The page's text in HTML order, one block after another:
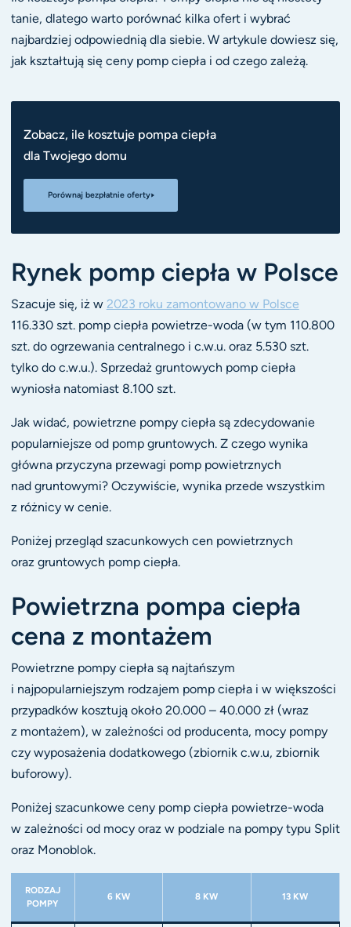
tanie, dlatego warto porównać kilka ofert i wybrać
najbardziej odpowiednią dla siebie. W artykule dowiesz się,
jak kształtują się ceny pomp ciepła i od czego zależą.
Zobacz, ile kosztuje pompa ciepła
dla Twojego domu
Porównaj bezpłatnie oferty
Rynek pomp ciepła w Polsce
Szacuje się, iż w 2023 roku zamontowano w Polsce
116.330 szt. pomp ciepła powietrze-woda (w tym 110.800
szt. do ogrzewania centralnego i c.w.u. oraz 5.530 szt.
tylko do c.w.u.). Sprzedaż gruntowych pomp ciepła
wyniosła natomiast 8.100 szt.
Jak widać, powietrzne pompy ciepła są zdecydowanie
popularniejsze od pomp gruntowych. Z czego wynika
główna przyczyna przewagi pomp powietrznych
nad gruntowymi? Oczywiście, wynika przede wszystkim
z różnicy w cenie.
Poniżej przegląd szacunkowych cen powietrznych
oraz gruntowych pomp ciepła.
Powietrzna pompa ciepła
cena z montażem
Powietrzne pompy ciepła są najtańszym
i najpopularniejszym rodzajem pomp ciepła i w większości
przypadków kosztują około 20.000 – 40.000 zł (wraz
z montażem), w zależności od producenta, mocy pompy
czy wyposażenia dodatkowego (zbiornik c.w.u, zbiornik
buforowy).
Poniżej szacunkowe ceny pomp ciepła powietrze-woda
w zależności od mocy oraz w podziale na pompy typu Split
oraz Monoblok.
RODZAJ
POMPY
6 KW 8 KW 13 KW